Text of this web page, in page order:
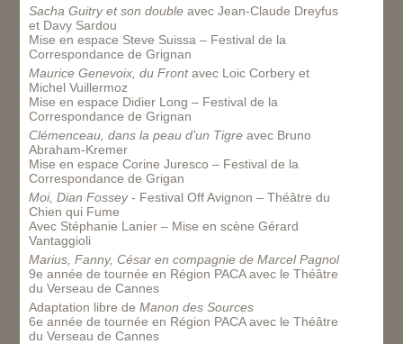
Sacha Guitry et son double avec Jean-Claude Dreyfus
et Davy Sardou
Mise en espace Steve Suissa – Festival de la
Correspondance de Grignan
Maurice Genevoix, du Frontavec Loic Corbery et
Michel Vuillermoz
Mise en espace Didier Long – Festival de la
Correspondance de Grignan
Clémenceau, dans la peau d’un Tigre avec Bruno
Abraham-Kremer
Mise en espace Corine Juresco – Festival de la
Correspondance de Grigan
Moi, Dian Fossey- Festival Off Avignon – Théâtre du
Chien qui Fume
Avec Stéphanie Lanier – Mise en scène Gérard
Vantaggioli
Marius, Fanny, César en compagnie de Marcel Pagnol
9e année de tournée en Région PACA avec le Théâtre
du Verseau de Cannes
Adaptation libre deManon des Sources
6e année de tournée en Région PACA avec le Théâtre
du Verseau de Cannes